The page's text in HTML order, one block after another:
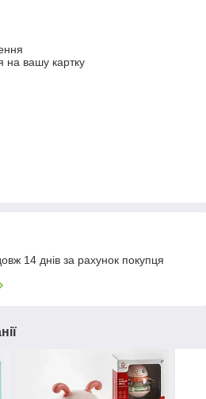
на вашу картку
14 днів за рахунок покупця